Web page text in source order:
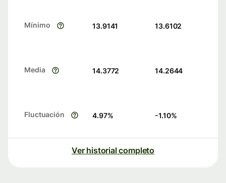
Mínimo 13.9141 13.6102
Media 14.3772 14.2644
Fluctuación 4.97% -1.10%
Ver historial completo